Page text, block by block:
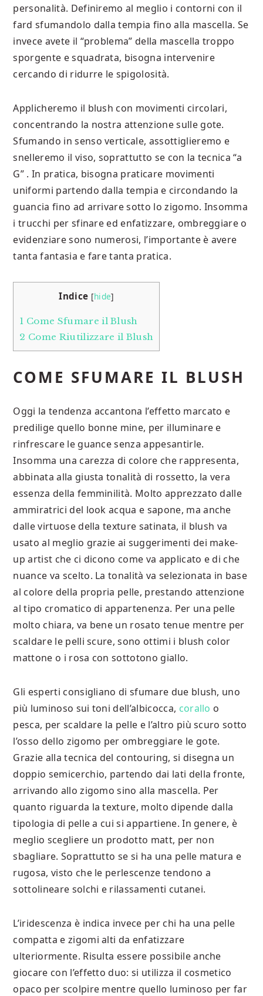
personalità. Definiremo al meglio i contorni con il
fard sfumandolo dalla tempia fino alla mascella. Se
invece avete il “problema” della mascella troppo
sporgente e squadrata, bisogna intervenire
cercando di ridurre le spigolosità.
Applicheremo il blush con movimenti circolari,
concentrando la nostra attenzione sulle gote.
Sfumando in senso verticale, assottiglieremo e
snelleremo il viso, soprattutto se con la tecnica “a
G” . In pratica, bisogna praticare movimenti
uniformi partendo dalla tempia e circondando la
guancia fino ad arrivare sotto lo zigomo. Insomma
i trucchi per sfinare ed enfatizzare, ombreggiare o
evidenziare sono numerosi, l’importante è avere
tanta fantasia e fare tanta pratica.
Indice [hide]
1 Come Sfumare il Blush
2 Come Riutilizzare il Blush
COME SFUMARE IL BLUSH
Oggi la tendenza accantona l’effetto marcato e
predilige quello bonne mine, per illuminare e
rinfrescare le guance senza appesantirle.
Insomma una carezza di colore che rappresenta,
abbinata alla giusta tonalità di rossetto, la vera
essenza della femminilità. Molto apprezzato dalle
ammiratrici del look acqua e sapone, ma anche
dalle virtuose della texture satinata, il blush va
usato al meglio grazie ai suggerimenti dei make-
up artist che ci dicono come va applicato e di che
nuance va scelto. La tonalità va selezionata in base
al colore della propria pelle, prestando attenzione
al tipo cromatico di appartenenza. Per una pelle
molto chiara, va bene un rosato tenue mentre per
scaldare le pelli scure, sono ottimi i blush color
mattone o i rosa con sottotono giallo.
Gli esperti consigliano di sfumare due blush, uno
più luminoso su‭i toni dell’albicocca, corallo o
pesca, per scaldare la pelle e l’altro più scuro sotto
l’osso dello zigomo per ombreggiare le gote.
Grazie alla tecnica del contouring, si disegna un
doppio semicerchio, partendo dai lati della fronte,
arrivando allo zigomo sino alla mascella. Per
quanto riguarda la texture, molto dipende dalla
tipologia di pelle a cui si appartiene. In genere, è
meglio scegliere un prodotto matt, per non
sbagliare. Soprattutto se si ha una pelle matura e
rugosa, visto che le perlescenze tendono a
sottolineare solchi e rilassamenti cutanei.
L’iridescenza è indica invece per chi ha una pelle
compatta e zigomi alti da enfatizzare
ulteriormente. Risulta essere possibile anche
giocare con l’effetto duo: si utilizza il cosmetico
opaco per scolpire mentre quello luminoso per far